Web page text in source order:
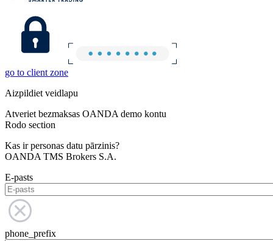
go to client zone
Aizpildiet veidlapu
Atveriet bezmaksas OANDA demo kontu
Rodo section
Kas ir personas datu pārzinis?
OANDA TMS Brokers S.A.
E-pasts
phone_prefix